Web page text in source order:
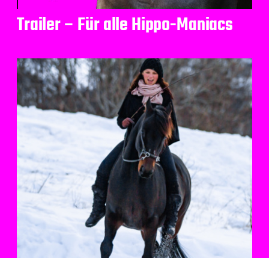
Trailer – Für alle Hippo-Maniacs